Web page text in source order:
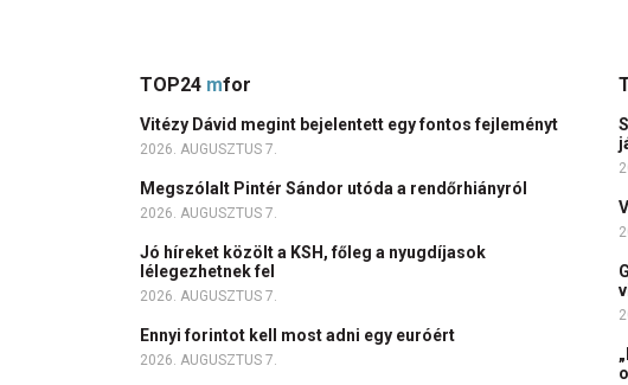
TOP24 mfor
Vitézy Dávid megint bejelentett egy fontos fejleményt
2026. AUGUSZTUS 7.
Megszólalt Pintér Sándor utóda a rendőrhiányról
2026. AUGUSZTUS 7.
Jó híreket közölt a KSH, főleg a nyugdíjasok
lélegezhetnek fel
2026. AUGUSZTUS 7.
Ennyi forintot kell most adni egy euróért
2026. AUGUSZTUS 7.